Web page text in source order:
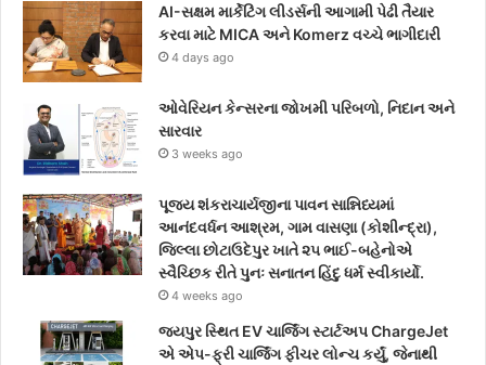
k
a
AI-સક્ષમ માર્કેટિંગ લીડર્સની આગામી પેઢી તૈયાર
કરવા માટે MICA અને Komerz વચ્ચે ભાગીદારી
4 days ago
ઓવેરિયન કેન્સરના જોખમી પરિબળો, નિદાન અને
સારવાર
3 weeks ago
પૂજ્ય શંકરાચાર્યજીના પાવન સાન્નિધ્યમાં
આનંદવર્ધન આશ્રમ, ગામ વાસણા (કોશીન્દ્રા),
જિલ્લા છોટાઉદેપુર ખાતે ૨૫ ભાઈ-બહેનોએ
સ્વૈચ્છિક રીતે પુનઃ સનાતન હિંદુ ધર્મ સ્વીકાર્યો.
4 weeks ago
જયપુર સ્થિત EV ચાર્જિંગ સ્ટાર્ટઅપ ChargeJet
એ એપ-ફ્રી ચાર્જિંગ ફીચર લોન્ચ કર્યું, જેનાથી